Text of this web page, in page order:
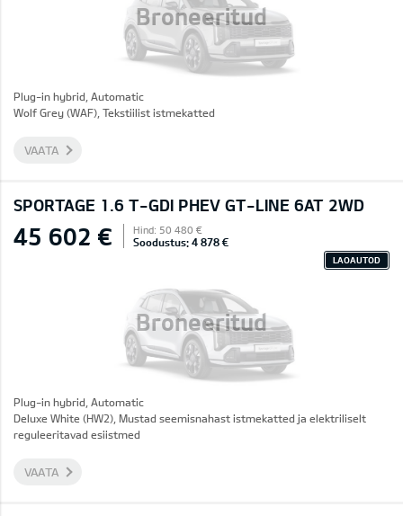
Broneeritud
Plug-in hybrid, Automatic
Wolf Grey (WAF), Tekstiilist istmekatted
VAATA
SPORTAGE 1.6 T-GDI PHEV GT-LINE 6AT 2WD
Broneeritud
45 602 € Hind: 50 480 €
Soodustus: 4 878 €
LAOAUTOD
Plug-in hybrid, Automatic
Deluxe White (HW2), Mustad seemisnahast istmekatted ja elektriliselt
reguleeritavad esiistmed
VAATA